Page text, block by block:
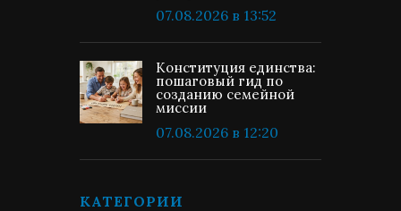
07.08.2026 в 13:52
Конституция единства:
пошаговый гид по
созданию семейной
миссии
07.08.2026 в 12:20
КАТЕГОРИИ